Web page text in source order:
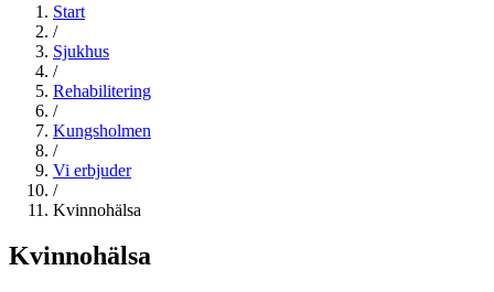
Start
/
Sjukhus
/
Rehabilitering
/
Kungsholmen
/
Vi erbjuder
/
Kvinnohälsa
Kvinnohälsa